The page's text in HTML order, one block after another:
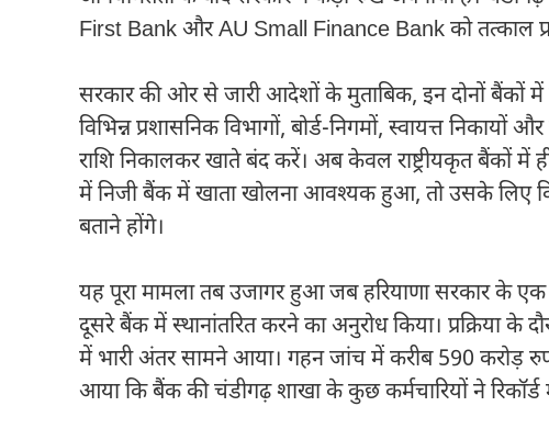
First BankऔरAU Small Finance Bankको तत्काल
सरकार की ओर से जारी आदेशों के मुताबिक, इन दोनों बैंकों
विभिन्न प्रशासनिक विभागों, बोर्ड-निगमों, स्वायत्त
राशि निकालकर खाते बंद करें। अब केवल राष्ट्रीयकृत बैंकों में
में निजी बैंक में खाता खोलना आवश्यक हुआ, तो उसके लिए
बताने होंगे।
यह पूरा मामला तब उजागर हुआ जब हरियाणा सरकार के
दूसरे बैंक में स्थानांतरित करने का अनुरोध किया। प्रक्रिया के
में भारी अंतर सामने आया। गहन जांच में करीब 590 करोड़
आया कि बैंक की चंडीगढ़ शाखा के कुछ कर्मचारियों ने